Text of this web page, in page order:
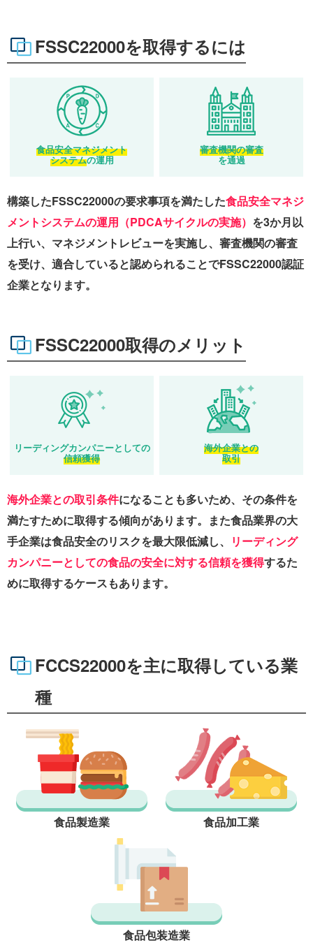
FSSC22000を取得するには
食品安全マネジメント
システムの運用
審査機関の審査
を通過
構築したFSSC22000の要求事項を満たした食品安全マネジ
メントシステムの運用（PDCAサイクルの実施） を3か月以
上行い、マネジメントレビューを実施し、審査機関の審査
を受け、適合していると認められることでFSSC22000認証
企業となります。
FSSC22000取得のメリット
リーディングカンパニーとしての
信頼獲得
海外企業との
取引
海外企業との取引条件になることも多いため、その条件を
満たすために取得する傾向があります。また食品業界の大
手企業は食品安全のリスクを最大限低減し、
リーディング
カンパニーとしての食品の安全に対する信頼を獲得するた
めに取得するケースもあります。
FCCS22000を主に取得している業
種
食品製造業 食品加工業
食品包装造業